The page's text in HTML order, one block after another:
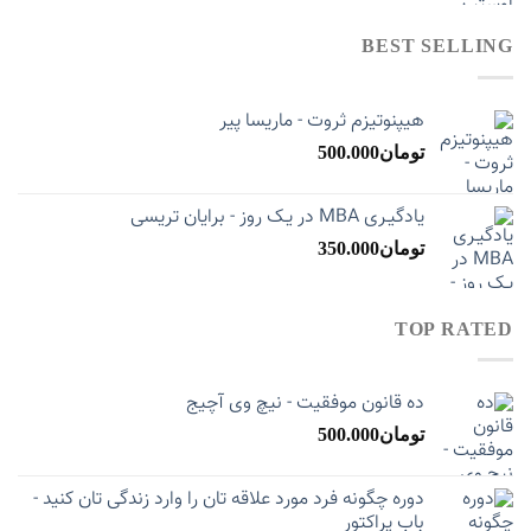
BEST SELLING
هیپنوتیزم ثروت - ماریسا پیر
تومان500.000
یادگیـری MBA در یـک روز - برایان تریسی
تومان350.000
TOP RATED
ده قانون موفقیت - نیچ وی آچیج
تومان500.000
دوره چگونه فرد مورد علاقه تان را وارد زندگی تان کنید -
باب پراکتور